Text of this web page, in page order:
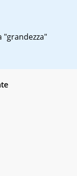
"grandezza"